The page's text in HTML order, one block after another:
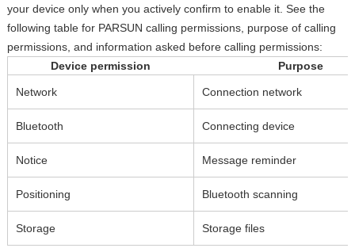
your device only when you actively confirm to enable it. See the
following table for PARSUN calling permissions, purpose of calling
permissions, and information asked before calling permissions:
Device permission
Purpose
Network Connection network
Bluetooth Connecting device
Notice Message reminder
Positioning Bluetooth scanning
Storage Storage files